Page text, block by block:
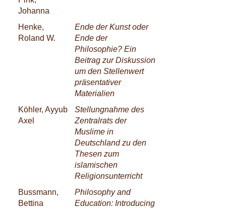
Johanna
Henke,
Roland W.
Ende der Kunst oder
Ende der
Philosophie? Ein
Beitrag zur Diskussion
um den Stellenwert
präsentativer
Materialien
Köhler, Ayyub
Axel
Stellungnahme des
Zentralrats der
Muslime in
Deutschland zu den
Thesen zum
islamischen
Religionsunterricht
Bussmann,
Bettina
Philosophy and
Education: Introducing